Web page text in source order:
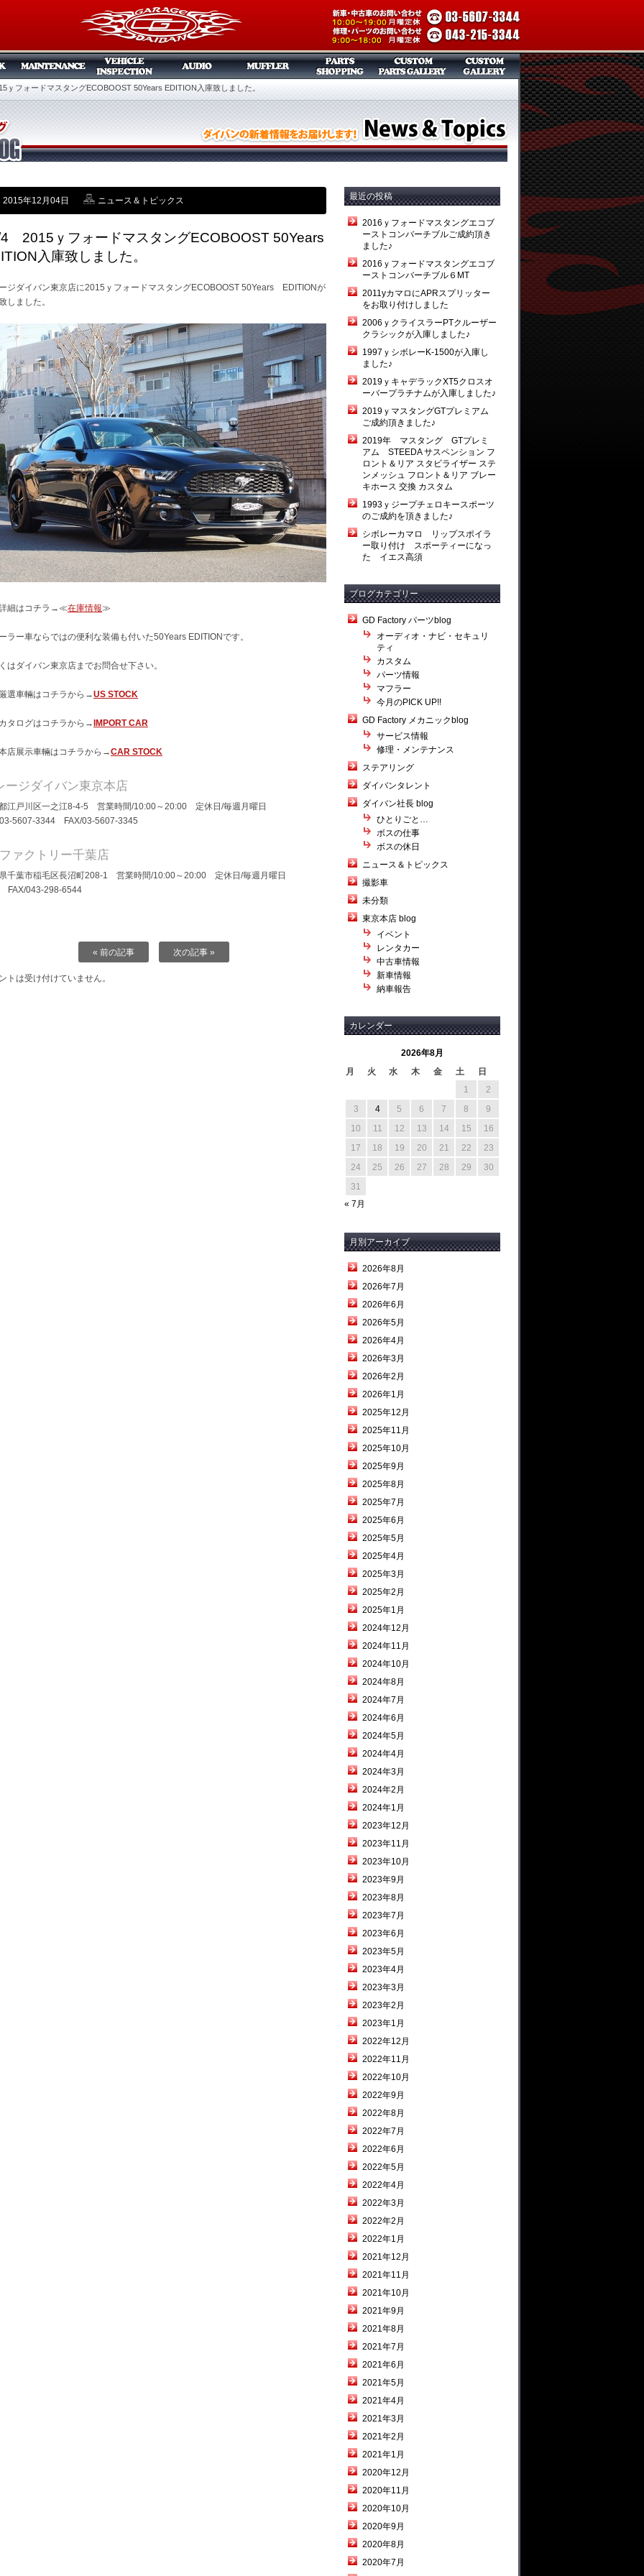
ｙフォードマスタングECOBOOST 50Years EDITION入庫致しました。
2015年12月04日 ニュース＆トピックス
2015ｙフォードマスタングECOBOOST 50Years
入庫致しました。
ジダイバン東京店に2015ｙフォードマスタングECOBOOST 50Years EDITIONが
しました。
細はコチラ→≪在庫情報≫
ラー車ならではの便利な装備も付いた50Years EDITIONです。
はダイバン東京店までお問合せ下さい。
選車輛はコチラから→US STOCK
タログはコチラから→ IMPORT CAR
店展示車輛はコチラから→CAR STOCK
ージダイバン東京本店
江戸川区一之江8-4-5 営業時間/10:00～20:00 定休日/毎週月曜日
5607-3344 FAX/03-5607-3345
ァクトリー千葉店
千葉市稲毛区長沼町208-1 営業時間/10:00～20:00 定休日/毎週月曜日
FAX/043-298-6544
« 前の記事 次の記事 »
トは受け付けていません。
最近の投稿
2016ｙフォードマスタングエコブ
ーストコンバーチブルご成約頂き
ました♪
2016ｙフォードマスタングエコブ
ーストコンバーチブル６MT
2011yカマロにAPRスプリッター
をお取り付けしました
2006ｙクライスラーPTクルーザー
クラシックが入庫しました♪
1997ｙシボレーK-1500が入庫し
ました♪
2019ｙキャデラックXT5クロスオ
ーバープラチナムが入庫しました♪
2019ｙマスタングGTプレミアム
ご成約頂きました♪
2019年 マスタング GTプレミ
アム STEEDA サスペンション フ
ロント＆リア スタビライザー ステ
ンメッシュ フロント＆リア ブレー
キホース 交換 カスタム
1993ｙジープチェロキースポーツ
のご成約を頂きました♪
シボレーカマロ リップスポイラ
ー取り付け スポーティーになっ
た イエス高須
ブログカテゴリー
GD Factory パーツblog
オーディオ・ナビ・セキュリ
ティ
カスタム
パーツ情報
マフラー
今月のPICK UP!!
GD Factory メカニックblog
サービス情報
修理・メンテナンス
ステアリング
ダイバンタレント
ダイバン社長 blog
ひとりごと…
ボスの仕事
ボスの休日
ニュース＆トピックス
撮影車
未分類
東京本店 blog
イベント
レンタカー
中古車情報
新車情報
納車報告
カレンダー
2026年8月
月
火 水 木 金 土
日
1
2
3
4 5 6 7 8
9
10
11 12 13 14 15
16
17
18 19 20 21 22
23
24
25 26 27 28 29
30
31
« 7月
月別アーカイブ
2026年8月
2026年7月
2026年6月
2026年5月
2026年4月
2026年3月
2026年2月
2026年1月
2025年12月
2025年11月
2025年10月
2025年9月
2025年8月
2025年7月
2025年6月
2025年5月
2025年4月
2025年3月
2025年2月
2025年1月
2024年12月
2024年11月
2024年10月
2024年8月
2024年7月
2024年6月
2024年5月
2024年4月
2024年3月
2024年2月
2024年1月
2023年12月
2023年11月
2023年10月
2023年9月
2023年8月
2023年7月
2023年6月
2023年5月
2023年4月
2023年3月
2023年2月
2023年1月
2022年12月
2022年11月
2022年10月
2022年9月
2022年8月
2022年7月
2022年6月
2022年5月
2022年4月
2022年3月
2022年2月
2022年1月
2021年12月
2021年11月
2021年10月
2021年9月
2021年8月
2021年7月
2021年6月
2021年5月
2021年4月
2021年3月
2021年2月
2021年1月
2020年12月
2020年11月
2020年10月
2020年9月
2020年8月
2020年7月